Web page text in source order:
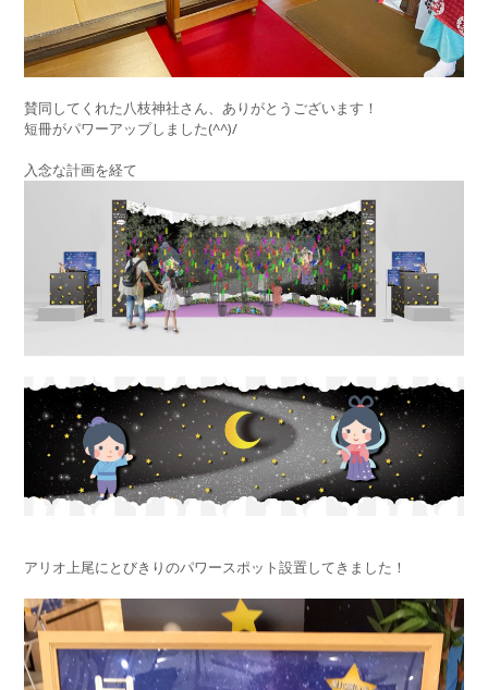
賛同してくれた八枝神社さん、ありがとうございます！
短冊がパワーアップしました(^^)/
入念な計画を経て
アリオ上尾にとびきりのパワースポット設置してきました！